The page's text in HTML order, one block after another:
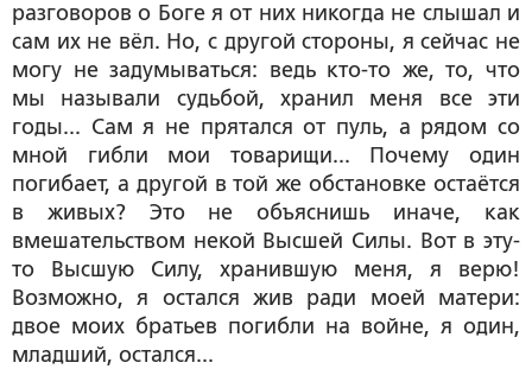
разговоров о Боге я от них никогда не слышал и
сам их не вёл. Но, с другой стороны, я сейчас не
могу не задумываться: ведь кто-то же, то, что
мы называли судьбой, хранил меня все эти
годы... Сам я не прятался от пуль, а рядом со
мной гибли мои товарищи... Почему один
погибает, а другой в той же обстановке остаётся
в живых? Это не объяснишь иначе, как
вмешательством некой Высшей Силы. Вот в эту-
то Высшую Силу, хранившую меня, я верю!
Возможно, я остался жив ради моей матери:
двое моих братьев погибли на войне, я один,
младший, остался...